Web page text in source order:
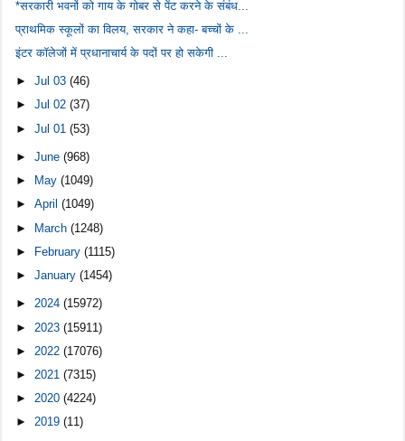
*सरकारी भवनों को गाय के गोबर से पेंट करने के संबंध...
प्राथमिक स्कूलों का विलय, सरकार ने कहा- बच्चों के ...
इंटर कॉलेजों में प्रधानाचार्य के पदों पर हो सकेगी ...
►Jul 03(46)
►Jul 02(37)
►Jul 01(53)
►June(968)
►
May(1049)
►April(1049)
► March(1248)
►
February(1115)
►January(1454)
►2024(15972)
► 2023(15911)
► 2022(17076)
► 2021(7315)
►2020(4224)
►2019(11)